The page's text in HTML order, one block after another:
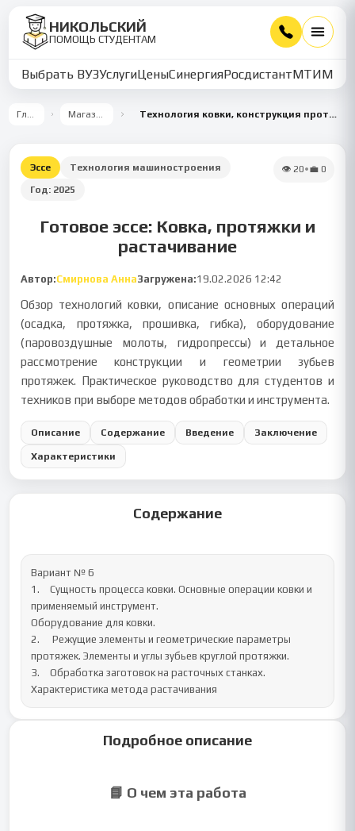
НИКОЛЬСКИЙ
ПОМОЩЬ СТУДЕНТАМ
Выбрать ВУЗУслугиЦеныСинергияРосдистантМТИММУ
Главная Магазин работ Технология ковки, конструкция протяжек и растачивание заготовок
Эссе
Технология машиностроения
Год: 2025
👁 20•💼 0
Готовое эссе: Ковка, протяжки и
растачивание
Автор:Смирнова АннаЗагружена:19.02.2026 12:42
Обзор технологий ковки, описание основных операций
(осадка, протяжка, прошивка, гибка), оборудование
(паровоздушные молоты, гидропрессы) и детальное
рассмотрение конструкции и геометрии зубьев
протяжек. Практическое руководство для студентов и
техников при выборе методов обработки и инструмента.
Описание Содержание Введение Заключение
Характеристики
Содержание
Вариант № 6
1.	Сущность процесса ковки. Основные операции ковки и
применяемый инструмент.
Оборудование для ковки.
2.	 Режущие элементы и геометрические параметры
протяжек. Элементы и углы зубьев круглой протяжки.
3.	Обработка заготовок на расточных станках.
Характеристика метода растачивания
Подробное описание
📘 О чем эта работа